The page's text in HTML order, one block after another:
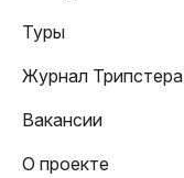
Туры
Журнал Трипстера
Вакансии
О проекте